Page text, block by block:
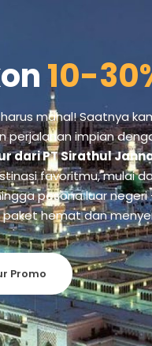
10-
mahal! Saatnya
perjalanan impian
dari PT Sirathul
favoritmu, mulai
pesona luar negeri
hemat dan
Promo